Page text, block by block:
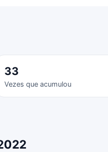
33
Vezes que acumulou